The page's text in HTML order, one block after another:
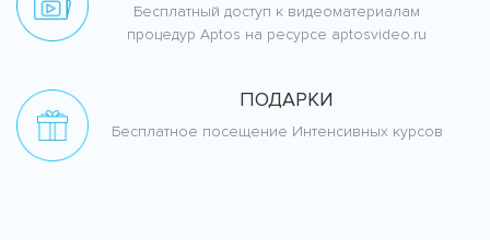
Бесплатный доступ к видеоматериалам
процедур Aptos на ресурсе aptosvideo.ru
ПОДАРКИ
Бесплатное посещение Интенсивных курсов